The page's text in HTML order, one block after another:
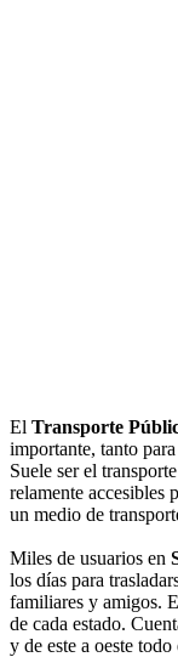
El Transporte
importante, tanto
Suele ser el
relamente accesibles
un medio de
Miles de usuarios en
los días para
familiares y amigos.
de cada estado.
y de este a oeste